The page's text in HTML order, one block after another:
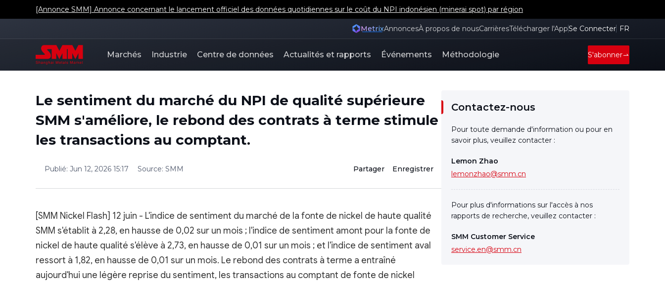
[Annonce SMM] Annonce concernant le lancement officiel des données quotidiennes sur le coût du NPI indonésien (minerai spot) par région
MetrixAnnoncesÀ propos de nousCarrièresTélécharger l'AppSe Connecter FR
Marchés Industrie Centre de données Actualités et rapports Événements Méthodologie S'abonner
Le sentiment du marché du NPI de qualité supérieure
SMM s'améliore, le rebond des contrats à terme stimule
les transactions au comptant.
Publié: Jun 12, 2026 15:17 Source: SMM Partager Enregistrer
[SMM Nickel Flash] 12 juin - L'indice de sentiment du marché de la fonte de nickel de haute qualité
SMM s'établit à 2,28, en hausse de 0,02 sur un mois ; l'indice de sentiment amont pour la fonte de
nickel de haute qualité s'élève à 2,73, en hausse de 0,01 sur un mois ; et l'indice de sentiment aval
ressort à 1,82, en hausse de 0,01 sur un mois. Le rebond des contrats à terme a entraîné
aujourd'hui une légère reprise du sentiment, les transactions au comptant de fonte de nickel
Contactez-nous
Pour toute demande d'information ou pour en
savoir plus, veuillez contacter :
Lemon Zhao
lemonzhao@smm.cn
Pour plus d'informations sur l'accès à nos
rapports de recherche, veuillez contacter :
SMM Customer Service
service.en@smm.cn